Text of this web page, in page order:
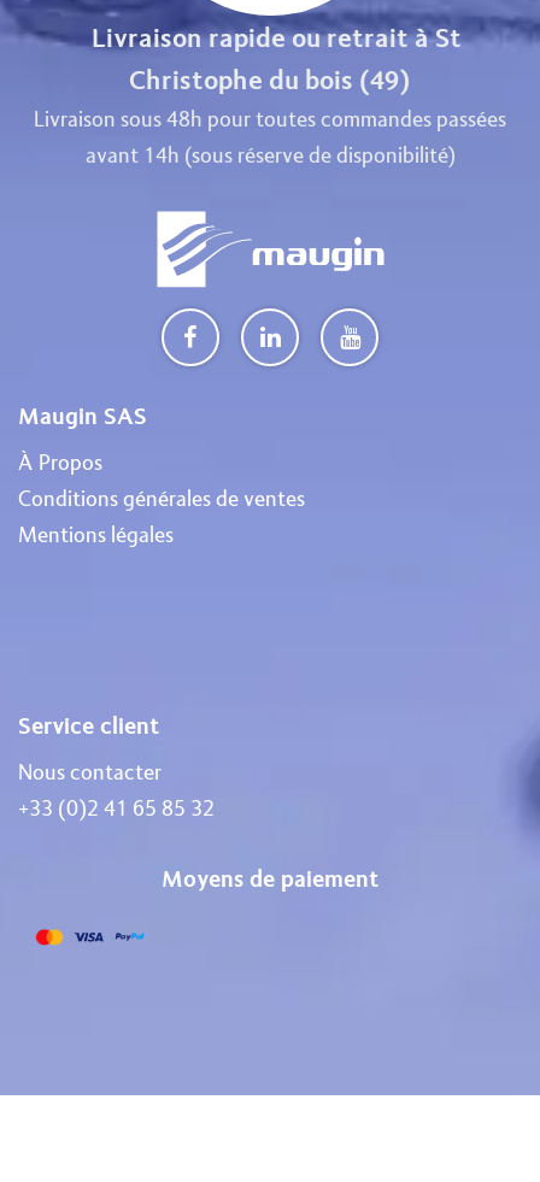
Livraison rapide ou retrait à St
Christophe du bois (49)
Livraison sous 48h pour toutes commandes passées
avant 14h (sous réserve de disponibilité)
Maugin SAS
À Propos
Conditions générales de ventes
Mentions légales
Service client
Nous contacter
+33 (0)2 41 65 85 32
Moyens de paiement